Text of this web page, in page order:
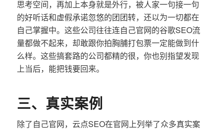
思考空间，再加上本身就是外行，被人家一句接一句
的好听话和虚假承诺忽悠的团团转，还以为一切都在
自己掌握中。这些公司往往连自己官网的谷歌SEO流
量都做不起来，却敢跟你拍胸脯打包票一定能做到什
么样。这些搞套路的公司都精的很，你也别指望发现
上当后，能把钱要回来。
三、真实案例
除了自己官网，云点SEO在官网上列举了众多真实案